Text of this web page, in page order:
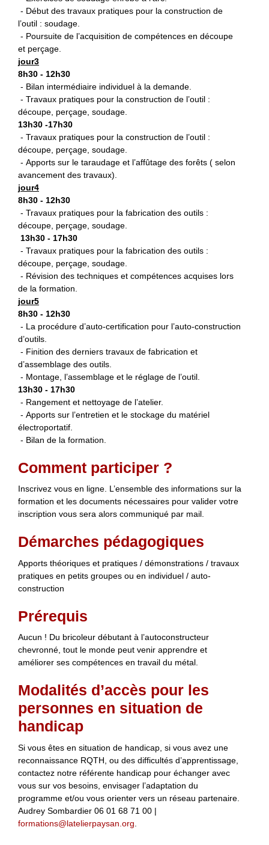
- Début des travaux pratiques pour la construction de
l’outil : soudage.
- Poursuite de l’acquisition de compétences en découpe
et perçage.
jour3
8h30 - 12h30
- Bilan intermédiaire individuel à la demande.
- Travaux pratiques pour la construction de l’outil :
découpe, perçage, soudage.
13h30 -17h30
- Travaux pratiques pour la construction de l’outil :
découpe, perçage, soudage.
- Apports sur le taraudage et l’affûtage des forêts ( selon
avancement des travaux).
jour4
8h30 - 12h30
- Travaux pratiques pour la fabrication des outils :
découpe, perçage, soudage.
13h30 - 17h30
- Travaux pratiques pour la fabrication des outils :
découpe, perçage, soudage.
- Révision des techniques et compétences acquises lors
de la formation.
jour5
8h30 - 12h30
- La procédure d’auto-certification pour l’auto-construction
d’outils.
- Finition des derniers travaux de fabrication et
d’assemblage des outils.
- Montage, l’assemblage et le réglage de l’outil.
13h30 - 17h30
- Rangement et nettoyage de l’atelier.
- Apports sur l’entretien et le stockage du matériel
électroportatif.
- Bilan de la formation.
Comment participer ?
Inscrivez vous en ligne. L’ensemble des informations sur la
formation et les documents nécessaires pour valider votre
inscription vous sera alors communiqué par mail.
Démarches pédagogiques
Apports théoriques et pratiques / démonstrations / travaux
pratiques en petits groupes ou en individuel / auto-
construction
Prérequis
Aucun ! Du bricoleur débutant à l’autoconstructeur
chevronné, tout le monde peut venir apprendre et
améliorer ses compétences en travail du métal.
Modalités d’accès pour les
personnes en situation de
handicap
Si vous êtes en situation de handicap, si vous avez une
reconnaissance RQTH, ou des difficultés d’apprentissage,
contactez notre référente handicap pour échanger avec
vous sur vos besoins, envisager l’adaptation du
programme et/ou vous orienter vers un réseau partenaire.
Audrey Sombardier 06 01 68 71 00 |
formations@latelierpaysan.org